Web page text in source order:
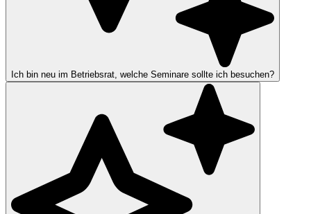
Ich bin neu im Betriebsrat, welche Seminare sollte ich besuchen?